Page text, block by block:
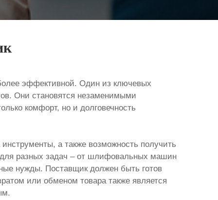
эффективной. Один из ключевых
Они становятся незаменимыми
комфорт, но и долговечность
а также возможность получить
разных задач – от шлифовальных машин
нужды. Поставщик должен быть готов
или обменом товара также является